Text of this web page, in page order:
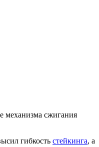
механизма сжигания
гибкость стейкинга, а